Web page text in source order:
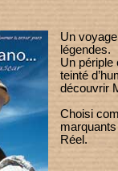
Un
légendes.
Un périple
teinté
découvrir
Choisi
Réel.